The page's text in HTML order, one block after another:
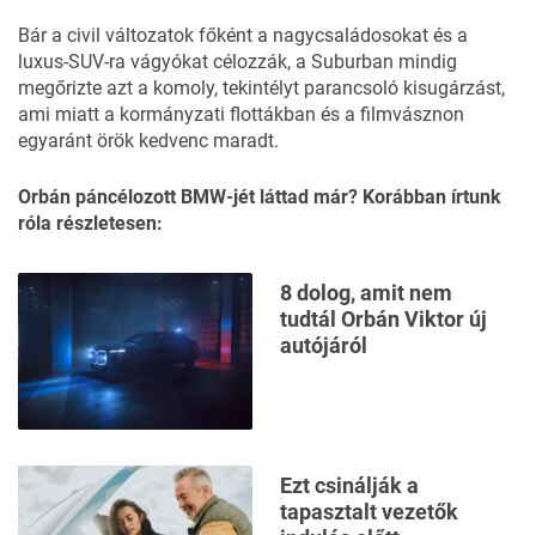
Bár a civil változatok főként a nagycsaládosokat és a
luxus-SUV-ra vágyókat célozzák, a Suburban mindig
megőrizte azt a komoly, tekintélyt parancsoló kisugárzást,
ami miatt a kormányzati flottákban és a filmvásznon
egyaránt örök kedvenc maradt.
Orbán páncélozott BMW-jét láttad már? Korábban írtunk
róla részletesen:
8 dolog, amit nem
tudtál Orbán Viktor új
autójáról
Ezt csinálják a
tapasztalt vezetők